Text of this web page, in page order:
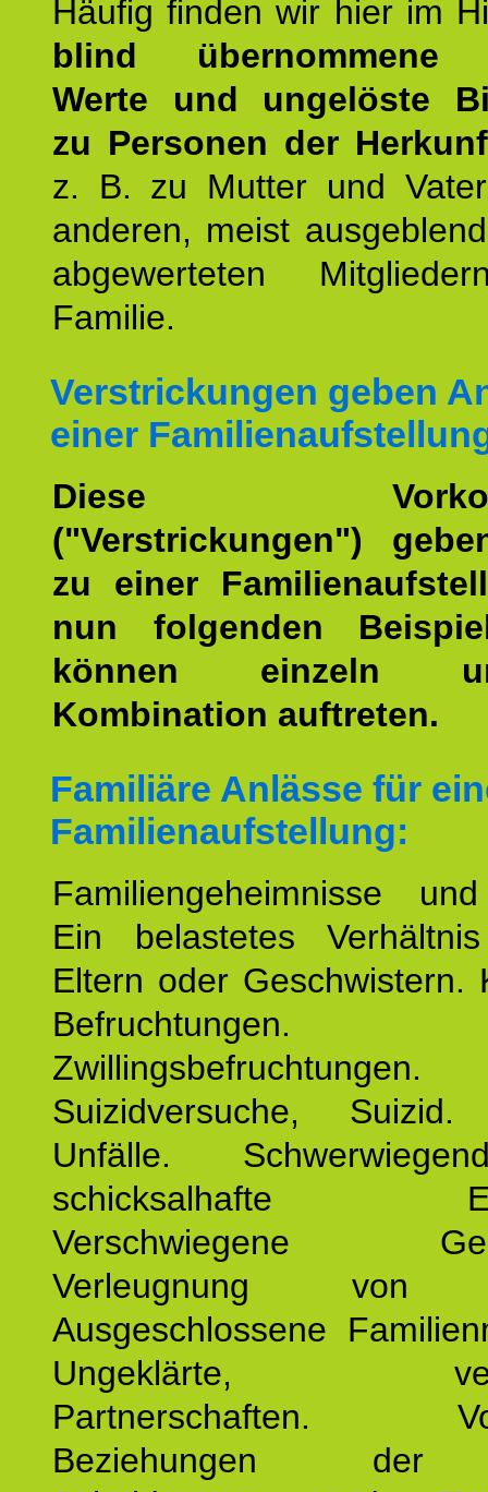
Häufig finden wir hier im
blind übernommene
Werte und ungelöste
zu Personen der
z. B. zu Mutter und
anderen, meist
abgewerteten
Familie.
Verstrickungen geben
einer
Diese
("Verstrickungen")
zu einer
nun folgenden
können einzeln
Kombination auftreten.
Familiäre Anlässe für
Familienaufstellung:
Familiengeheimnisse
Ein belastetes
Eltern oder Geschwistern.
Befruchtungen.
Zwillingsbefruchtungen.
Suizidversuche, Suizid.
Unfälle.
schicksalhafte
Verschwiegene
Verleugnung von
Ausgeschlossene
Ungeklärte,
Partnerschaften.
Beziehungen der